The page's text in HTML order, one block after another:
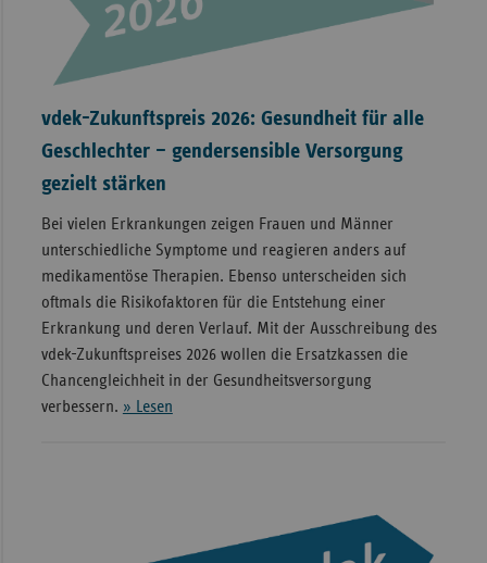
vdek-Zukunftspreis 2026: Gesundheit für alle
Geschlechter – gendersensible Versorgung
gezielt stärken
Bei vielen Erkrankungen zeigen Frauen und Männer
unterschiedliche Symptome und reagieren anders auf
medikamentöse Therapien. Ebenso unterscheiden sich
oftmals die Risikofaktoren für die Entstehung einer
Erkrankung und deren Verlauf. Mit der Ausschreibung des
vdek-Zukunftspreises 2026 wollen die Ersatzkassen die
Chancengleichheit in der Gesundheitsversorgung
verbessern. » Lesen